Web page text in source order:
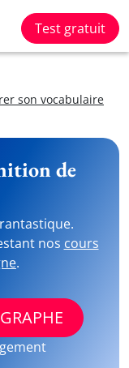
Test gratuit
son vocabulaire
de
nos cours
.